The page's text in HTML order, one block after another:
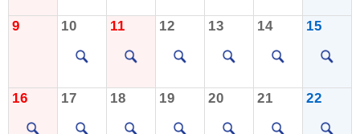
9 10 11 12 13 14 15
16 17 18 19 20 21 22